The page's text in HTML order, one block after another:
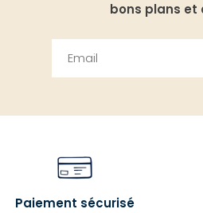
bons plans
Paiement sécurisé